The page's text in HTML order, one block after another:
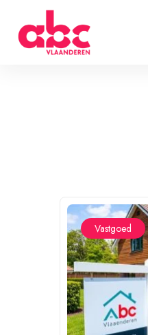
Vastgoed